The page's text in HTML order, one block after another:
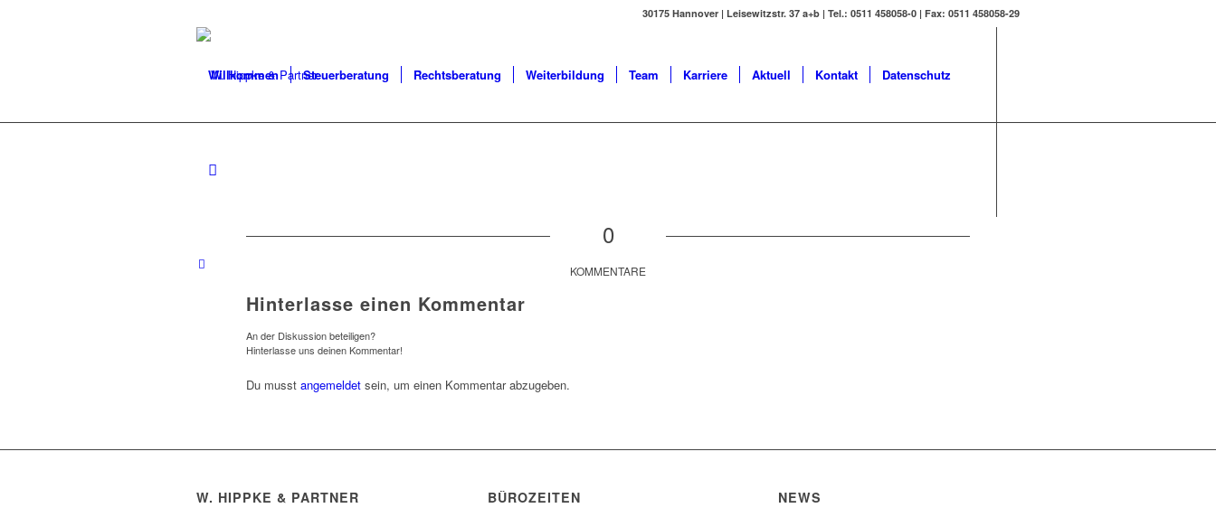
30175 Hannover | Leisewitzstr. 37 a+b | Tel.: 0511 458058-0 | Fax: 0511 458058-29
Willkommen Steuerberatung Rechtsberatung Weiterbildung Team Karriere Aktuell Kontakt Datenschutz
0
KOMMENTARE
Hinterlasse einen Kommentar
An der Diskussion beteiligen?
Hinterlasse uns deinen Kommentar!
Du musst angemeldet sein, um einen Kommentar abzugeben.
W. HIPPKE & PARTNER BÜROZEITEN NEWS